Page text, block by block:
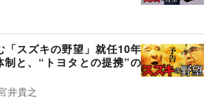
「スズキの野望」就任10年
制と、“トヨタとの提携”の
井貴之